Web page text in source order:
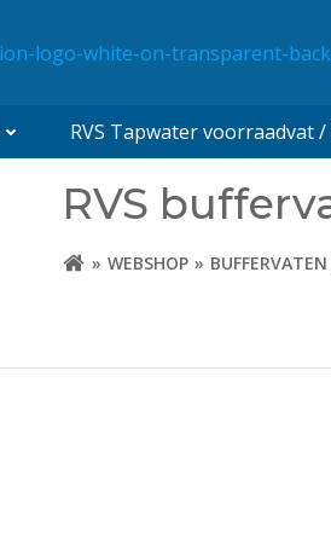
RVS Tapwater voorraadvat
RVS
WEBSHOP